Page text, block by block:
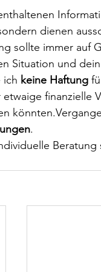
dienen
sollte immer auf
Situation und
ich keine Haftung
.